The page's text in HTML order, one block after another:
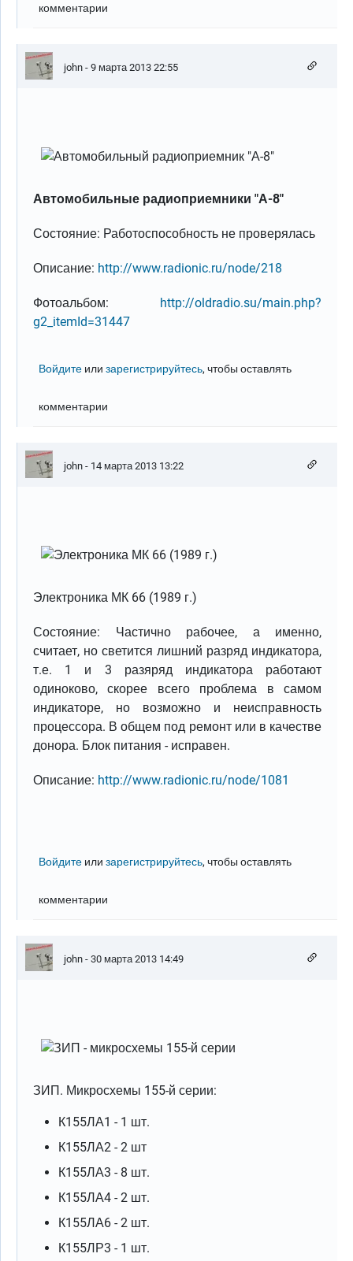
комментарии
john - 9 марта 2013 22:55
Автомобильные радиоприемники "А-8"
Состояние: Работоспособность не проверялась
Описание: http://www.radionic.ru/node/218
Фотоальбом: http://oldradio.su/main.php?
g2_itemId=31447
Войдите илизарегистрируйтесь, чтобы оставлять
комментарии
john - 14 марта 2013 13:22
Электроника МК 66 (1989 г.)
Состояние: Частично рабочее, а именно,
считает, но светится лишний разряд индикатора,
т.е. 1 и 3 разяряд индикатора работают
одиноково, скорее всего проблема в самом
индикаторе, но возможно и неисправность
процессора. В общем под ремонт или в качестве
донора. Блок питания - исправен.
Описание: http://www.radionic.ru/node/1081
Войдите илизарегистрируйтесь, чтобы оставлять
комментарии
john - 30 марта 2013 14:49
ЗИП. Микросхемы 155-й серии:
К155ЛА1 - 1 шт.
К155ЛА2 - 2 шт
К155ЛА3 - 8 шт.
К155ЛА4 - 2 шт.
К155ЛА6 - 2 шт.
К155ЛР3 - 1 шт.